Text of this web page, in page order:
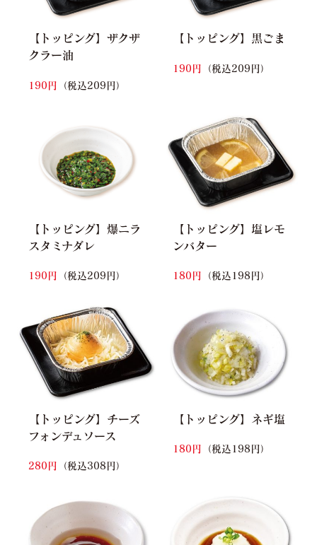
【トッピング】ザクザ
クラー油
190円 （税込209円）
【トッピング】黒ごま
190円 （税込209円）
【トッピング】爆ニラ
スタミナダレ
190円 （税込209円）
【トッピング】塩レモ
ンバター
180円 （税込198円）
【トッピング】チーズ
フォンデュソース
280円 （税込308円）
【トッピング】ネギ塩
180円 （税込198円）